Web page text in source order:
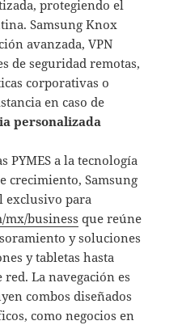
protegiendo el
Samsung Knox
avanzada, VPN
de seguridad remotas,
corporativas o
en caso de
personalizada
PYMES a la tecnología
crecimiento, Samsung
exclusivo para
mx/business que reúne
y soluciones
y tabletas hasta
La navegación es
combos diseñados
como negocios en